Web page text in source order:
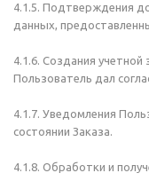
4.1.5. Подтверждения
данных,
4.1.6. Создания учетной
Пользователь дал
4.1.7. Уведомления
состоянии Заказа.
4.1.8. Обработки и